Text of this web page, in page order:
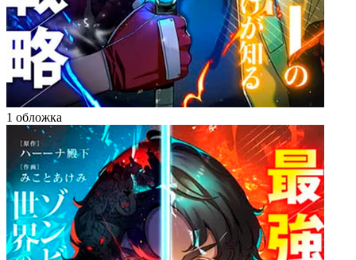
1 обложка